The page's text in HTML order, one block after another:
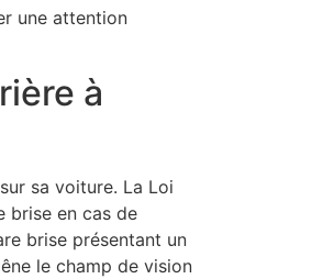
une attention
à
sa voiture. La Loi
brise en cas de
brise présentant un
le champ de vision